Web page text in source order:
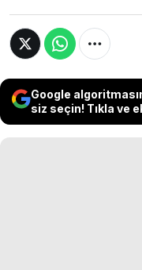
Google
siz seçin! Tıkla ve